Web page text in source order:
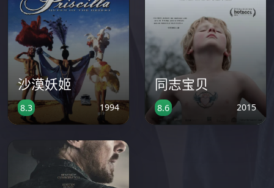
沙漠妖姬
8.3 1994
同志宝贝
8.6 2015